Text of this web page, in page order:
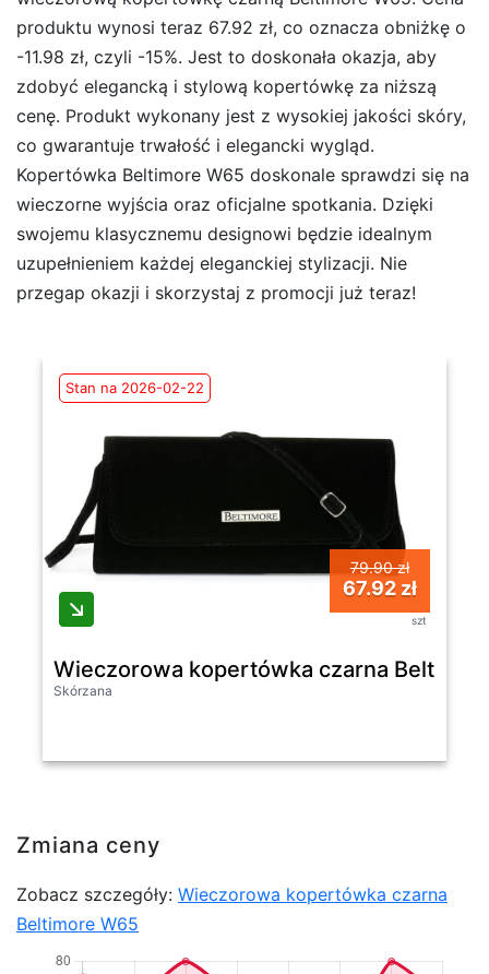
produktu wynosi teraz 67.92 zł, co oznacza obniżkę o
-11.98 zł, czyli -15%. Jest to doskonała okazja, aby
zdobyć elegancką i stylową kopertówkę za niższą
cenę. Produkt wykonany jest z wysokiej jakości skóry,
co gwarantuje trwałość i elegancki wygląd.
Kopertówka Beltimore W65 doskonale sprawdzi się na
wieczorne wyjścia oraz oficjalne spotkania. Dzięki
swojemu klasycznemu designowi będzie idealnym
uzupełnieniem każdej eleganckiej stylizacji. Nie
przegap okazji i skorzystaj z promocji już teraz!
Stan na 2026-02-22
79.90 zł
67.92 zł
szt
Wieczorowa kopertówka czarna
Skórzana
Zmiana ceny
Zobacz szczegóły: Wieczorowa kopertówka czarna
Beltimore W65